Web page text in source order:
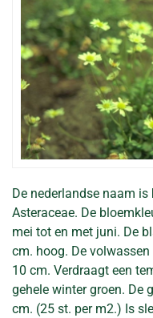
De nederlandse naam is
Asteraceae. De
mei tot en met juni. De
cm. hoog. De
10 cm. Verdraagt een
gehele winter groen. De
cm. (25 st. per m2.) Is